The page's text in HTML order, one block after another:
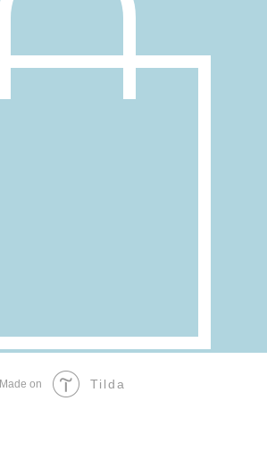
Made on Tilda